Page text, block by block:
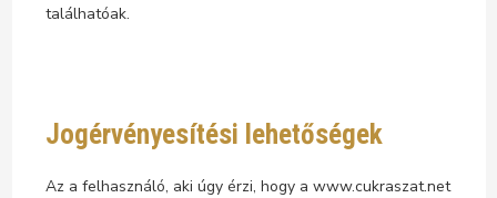
találhatóak.
Jogérvényesítési lehetőségek
Az a felhasználó, aki úgy érzi, hogy a www.cukraszat.net